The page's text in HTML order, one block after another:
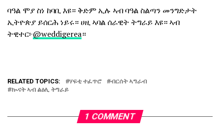
ባዓል ሞያ ስነ ከባቢ እዩ። ቅድም ኢሉ ኣብ ባዓል ስልጣን መንግድታት
ኢትዮጵያ ይሰርሕ ነይሩ። ሀዚ ኣባል ሰራዊት ትግራይ እዩ። ኣብ
ትዊተር፦@weddigerea።
RELATED TOPICS: ሃፍቲ ተፈጥሮ
ብርሰት ኣግራብ
ኲናት ኣብ ልዕሊ ትግራይ
1 COMMENT